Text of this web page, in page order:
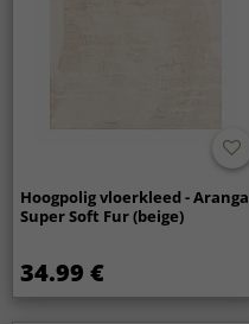
Hoogpolig vloerkleed - Aranga
Super Soft Fur (beige)
34.99 €